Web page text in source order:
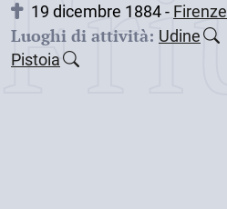
19 dicembre 1884 - Firenze
Luoghi di attività: Udine
Pistoia